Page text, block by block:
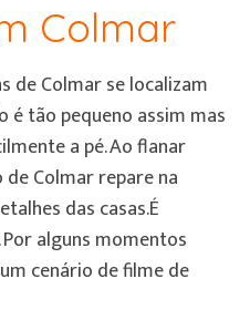
Colmar
de Colmar se localizam
é tão pequeno assim mas
a pé. Ao flanar
Colmar repare na
das casas.É
alguns momentos
cenário de filme de